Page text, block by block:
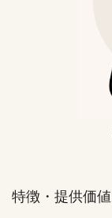
特徴・提供価値